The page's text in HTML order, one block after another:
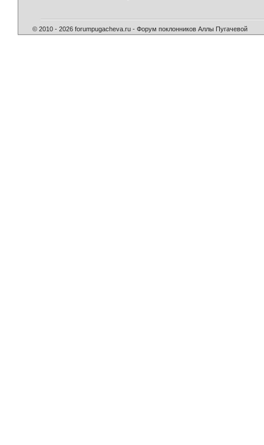
© 2010 - 2026 forumpugacheva.ru - Форум поклонников Аллы Пугачевой